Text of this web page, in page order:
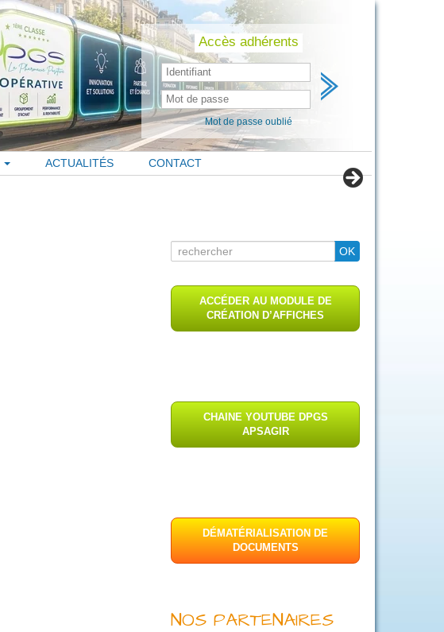
Skip
to
content Accès adhérents
Mot de passe oublié
ACTUALITÉS CONTACT
Search
for
OK
ACCÉDER AU MODULE DE
CRÉATION D’AFFICHES
CHAINE YOUTUBE DPGS
APSAGIR
DÉMATÉRIALISATION DE
DOCUMENTS
NOS PARTENAIRES